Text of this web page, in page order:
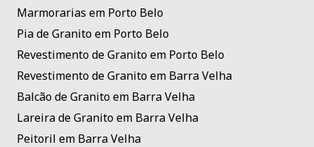
Marmorarias em Porto Belo
Pia de Granito em Porto Belo
Revestimento de Granito em Porto Belo
Revestimento de Granito em Barra Velha
Balcão de Granito em Barra Velha
Lareira de Granito em Barra Velha
Peitoril em Barra Velha